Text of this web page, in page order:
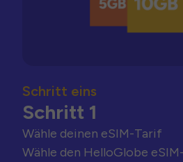
Schritt eins
Schritt 1
Wähle deinen eSIM-Tarif
Wähle den HelloGlobe